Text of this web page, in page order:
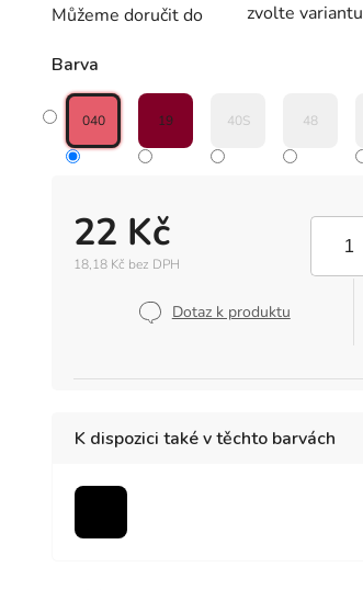
Můžeme doručit do
zvolte variantu
22 Kč
18,18 Kč bez DPH
Dotaz k produktu
Barva
040 19 40S 48
K dispozici také v těchto barvách